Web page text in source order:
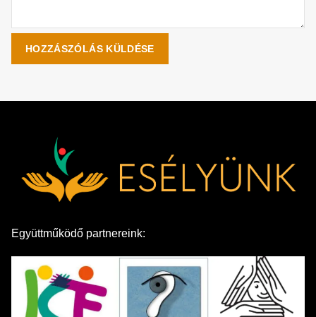
Együttműködő partnereink: